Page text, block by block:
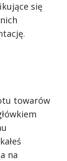
się
towarów
na